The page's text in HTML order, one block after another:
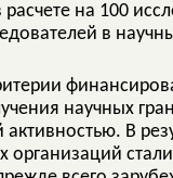
на 100
в
научных
В
организаций